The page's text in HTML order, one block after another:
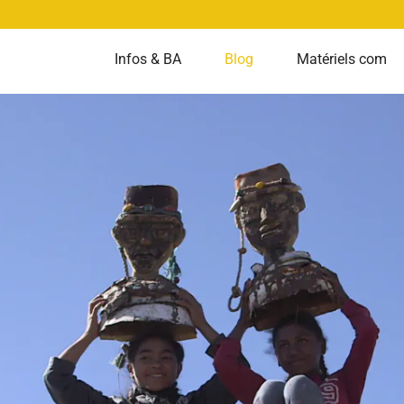
Infos & BA Blog Matériels com